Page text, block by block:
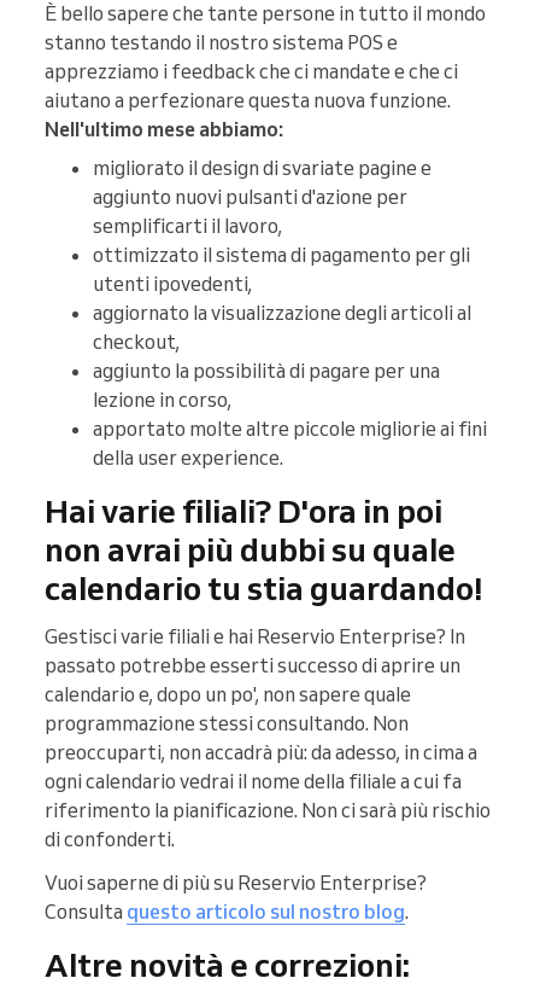
È bello sapere che tante persone in tutto il mondo
stanno testando il nostro sistema POS e
apprezziamo i feedback che ci mandate e che ci
aiutano a perfezionare questa nuova funzione.
Nell'ultimo mese abbiamo:
migliorato il design di svariate pagine e
aggiunto nuovi pulsanti d'azione per
semplificarti il lavoro,
ottimizzato il sistema di pagamento per gli
utenti ipovedenti,
aggiornato la visualizzazione degli articoli al
checkout,
aggiunto la possibilità di pagare per una
lezione in corso,
apportato molte altre piccole migliorie ai fini
della user experience.
Hai varie filiali? D'ora in poi
non avrai più dubbi su quale
calendario tu stia guardando!
Gestisci varie filiali e hai Reservio Enterprise? In
passato potrebbe esserti successo di aprire un
calendario e, dopo un po', non sapere quale
programmazione stessi consultando. Non
preoccuparti, non accadrà più: da adesso, in cima a
ogni calendario vedrai il nome della filiale a cui fa
riferimento la pianificazione. Non ci sarà più rischio
di confonderti.
Vuoi saperne di più su Reservio Enterprise?
Consulta questo articolo sul nostro blog.
Altre novità e correzioni: